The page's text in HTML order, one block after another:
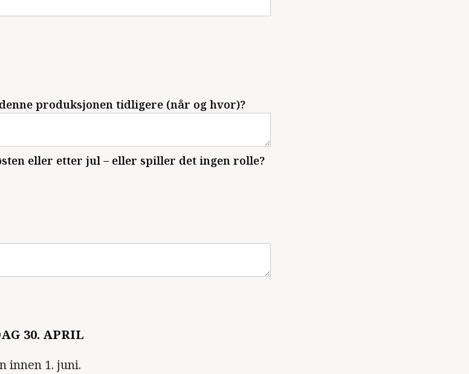
produksjonen tidligere (når og hvor)?
eller etter jul – eller spiller det ingen rolle?
30. APRIL
innen 1. juni.